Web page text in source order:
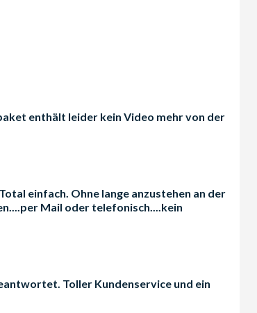
enthält leider kein Video mehr von der
einfach. Ohne lange anzustehen an der
Mail oder telefonisch....kein
Toller Kundenservice und ein